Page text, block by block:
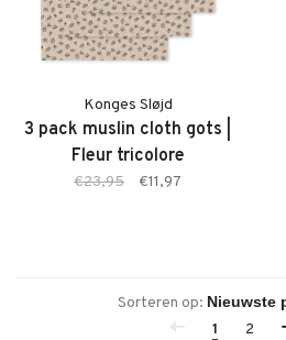
Konges Sløjd
3 pack muslin cloth gots |
Fleur tricolore
€23,95 €11,97
Sorteren op:
1
2